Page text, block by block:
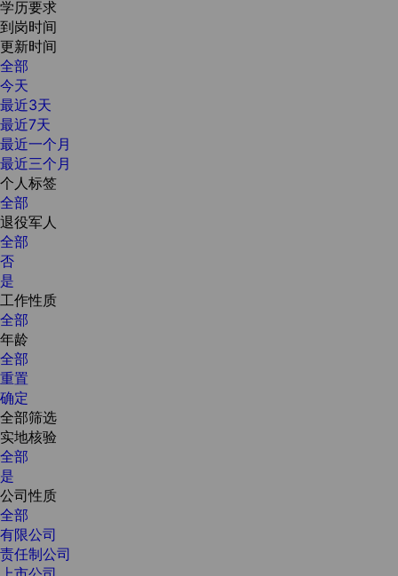
学历要求
到岗时间
更新时间
全部
今天
最近3天
最近7天
最近一个月
最近三个月
个人标签
全部
退役军人
全部
否
是
工作性质
全部
年龄
全部
重置
确定
全部筛选
实地核验
全部
是
公司性质
全部
有限公司
责任制公司